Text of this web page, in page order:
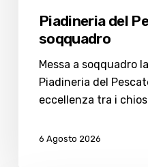
Piadineria del
soqquadro
Messa a soqquadro
Piadineria del
eccellenza tra i
6 Agosto 2026